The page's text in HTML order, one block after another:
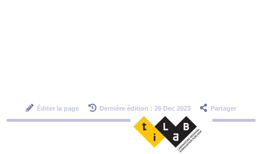
Éditer la page Dernière édition : 26 Dec 2023 Partager